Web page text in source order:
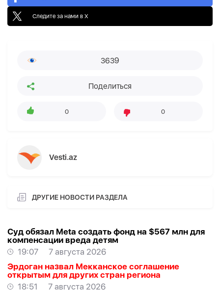
Следите за нами в X
3639
Поделиться
0 0
Vesti.az
ДРУГИЕ НОВОСТИ РАЗДЕЛА
Суд обязал Meta создать фонд на $567 млн для
компенсации вреда детям
19:07
7 августа 2026
Эрдоган назвал Мекканское соглашение
открытым для других стран региона
18:51
7 августа 2026